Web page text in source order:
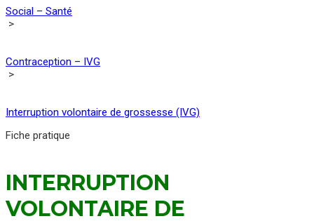
Social – Santé
>
Contraception – IVG
>
Interruption volontaire de grossesse (IVG)
Fiche pratique
INTERRUPTION
VOLONTAIRE DE